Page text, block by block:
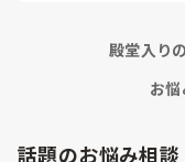
でも、他の女性職
因みに介護職は職場
殿堂入り
お
話題のお悩み相談